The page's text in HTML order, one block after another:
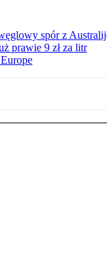
spór z
prawie 9 zł za litr